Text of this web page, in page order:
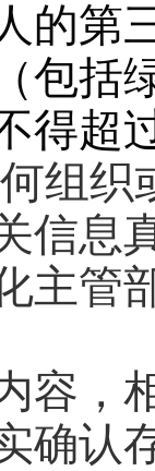
的第
包括
得超
组织
信息
主管
容，
确认